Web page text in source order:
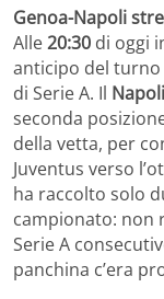
Genoa-Napoli
Alle20:30 di oggi
anticipo del
di Serie A. Il Napoli
seconda
della vetta, per
Juventus verso
ha raccolto solo
campionato: non
Serie A
panchina c’era